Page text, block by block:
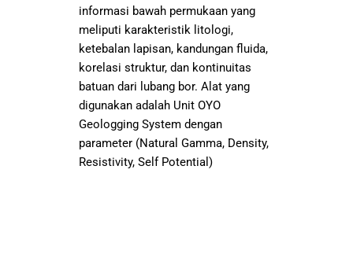
informasi bawah permukaan yang
meliputi karakteristik litologi,
ketebalan lapisan, kandungan fluida,
korelasi struktur, dan kontinuitas
batuan dari lubang bor. Alat yang
digunakan adalah Unit OYO
Geologging System dengan
parameter (Natural Gamma, Density,
Resistivity, Self Potential)